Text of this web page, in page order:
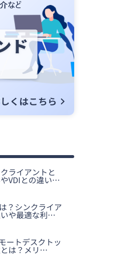
ライアントと
VDIとの違い…
？シンクライア
や最適な利…
ートデスクトッ
は？メリ…